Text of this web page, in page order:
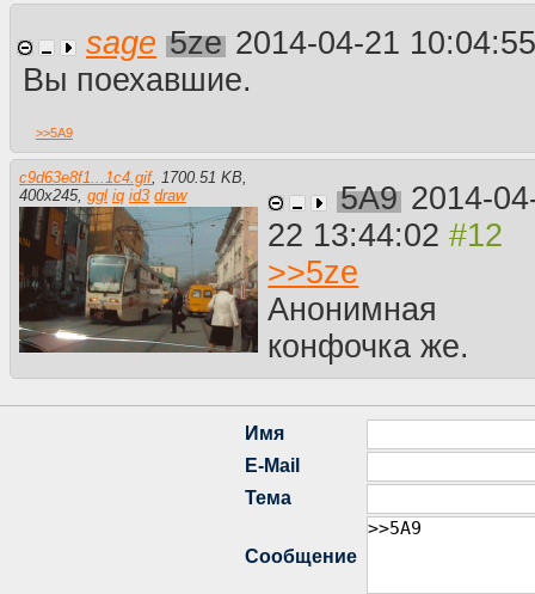
sage 5ze 2014-04-21
Вы поехавшие.
>>5A9
c9d63e8f1...1c4.gif, 1700.51 KB,
400x245, ggl iq id3 draw 5A9 2014-
22 13:44:02
>>5ze
Анонимная
конфочка же.